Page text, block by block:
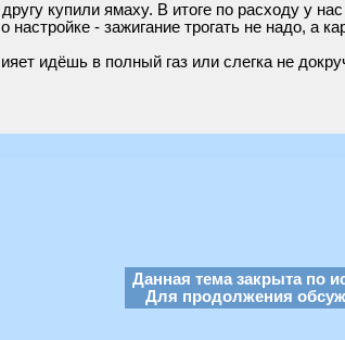
купили ямаху. В итоге по расходу у
настройке - зажигание трогать не надо, а
идёшь в полный газ или слегка не
Данная тема закрыта по
Для продолжения